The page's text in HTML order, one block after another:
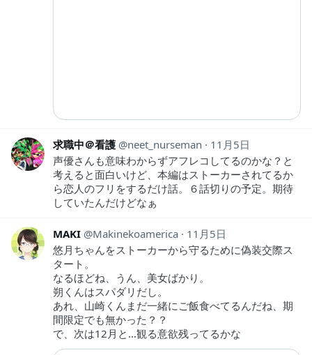
求職中＠看護 neet_nurseman
11月5日
声優さんも意味わからずアフレコしてるのかな？と
考えると面白いけど、本編はストーカーされてるか
ら恋人のフリをするだけ話。６話切りの予定。期待
していたんだけどなぁ
MAKI Makinekoamerica
11月5日
悠月ちゃんをストーカーから守るために偽装交際ス
タート。
なるほどね、うん、美女ばかり。
朔くんはスパダリだし。
あれ、山崎くんまだ一緒にご飯食べてるんだね、期
間限定でも無かった？？
で、次は12月と…観る意欲残ってるかな